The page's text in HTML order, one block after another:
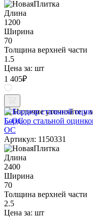
Длина
1200
Ширина
70
Толщина верхней части
1.5
Цена за: шт
1 405₽
Наличие уточняйте у
Бордюр стальной
ОС
Артикул: 1150331
Длина
2400
Ширина
70
Толщина верхней части
2.5
Цена за: шт